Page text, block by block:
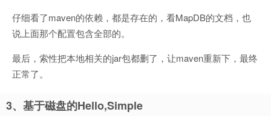
仔细看了maven的依赖，都是存在的，看MapDB的文档，也
说上面那个配置包含全部的。
最后，索性把本地相关的jar包都删了，让maven重新下，最终
正常了。
3、基于磁盘的Hello,Simple